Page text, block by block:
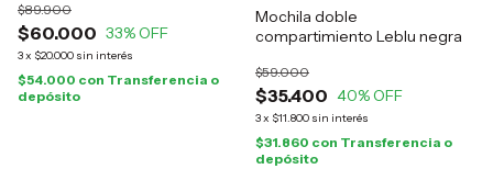
$60.000
$89.900
33% OFF
3x $20.000 sin interés
$54.000 con Transferencia o
depósito
Mochila doble
compartimiento Leblu negra
$35.400
$59.000
40% OFF
3x $11.800 sin interés
$31.860 con Transferencia o
depósito